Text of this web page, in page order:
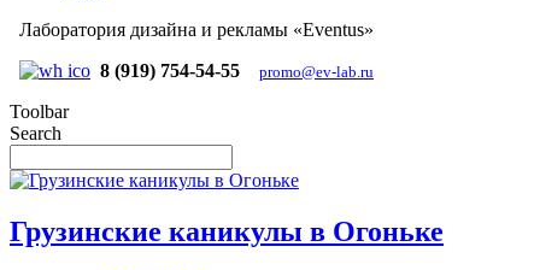
Лаборатория дизайна и рекламы «Eventus»
8 (919) 754-54-55
promo@ev-lab.ru
Toolbar
Search
Грузинские каникулы в Огоньке